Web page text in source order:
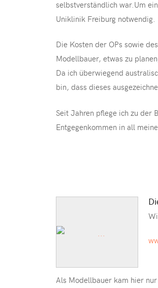
selbstverständlich war.Um
Uniklinik Freiburg
Die Kosten der OPs sowie
Modellbauer, etwas zu
Da ich überwiegend
bin, dass dieses
Seit Jahren pflege ich zu der
Entgegenkommen in all
Als Modellbauer kam hier